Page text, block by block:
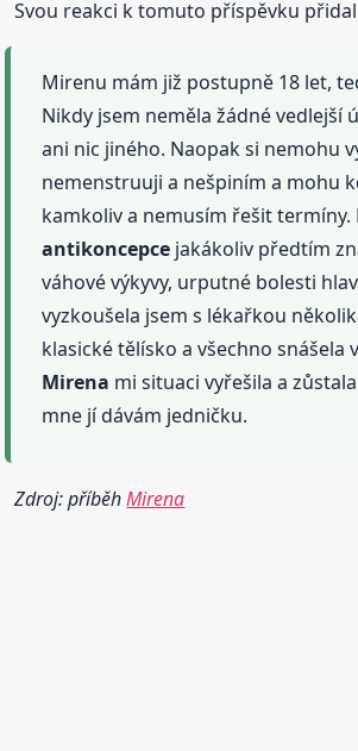
Svou reakci k tomuto příspěvku
Mirenu mám již postupně 18 let,
Nikdy jsem neměla žádné vedlejší
ani nic jiného. Naopak si nemohu
nemenstruuji a nešpiním a mohu
kamkoliv a nemusím řešit termíny.
antikoncepce jakákoliv předtím
váhové výkyvy, urputné bolesti
vyzkoušela jsem s lékařkou
klasické tělísko a všechno snášela
Mirena mi situaci vyřešila a
mne jí dávám jedničku.
Zdroj: příběhMirena